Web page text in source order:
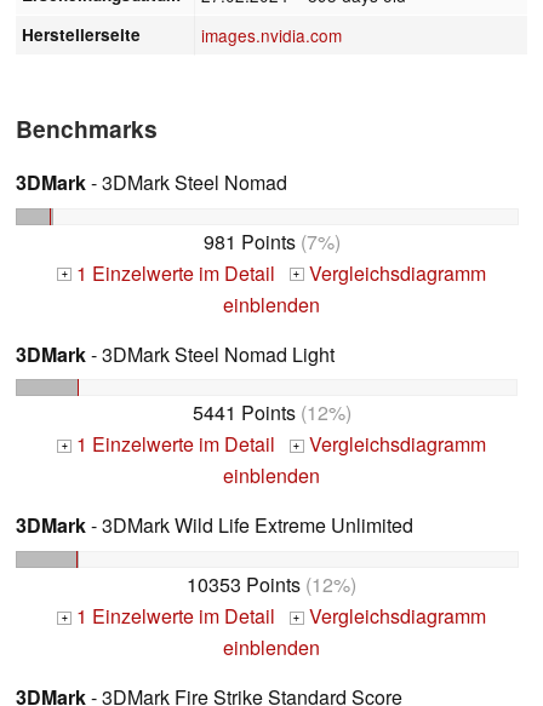
Herstellerseite images.nvidia.com
Benchmarks
3DMark- 3DMark Steel Nomad
981 Points(7%)
+ 1 Einzelwerte im Detail + Vergleichsdiagramm
einblenden
3DMark- 3DMark Steel Nomad Light
5441 Points(12%)
+ 1 Einzelwerte im Detail + Vergleichsdiagramm
einblenden
3DMark- 3DMark Wild Life Extreme Unlimited
10353 Points (12%)
+ 1 Einzelwerte im Detail + Vergleichsdiagramm
einblenden
3DMark- 3DMark Fire Strike Standard Score